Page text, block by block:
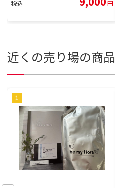
税込 円
近くの売り場の商品